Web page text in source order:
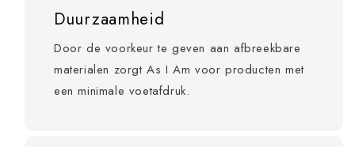
Duurzaamheid
Door de voorkeur te geven aan afbreekbare
materialen zorgt As I Am voor producten met
een minimale voetafdruk.